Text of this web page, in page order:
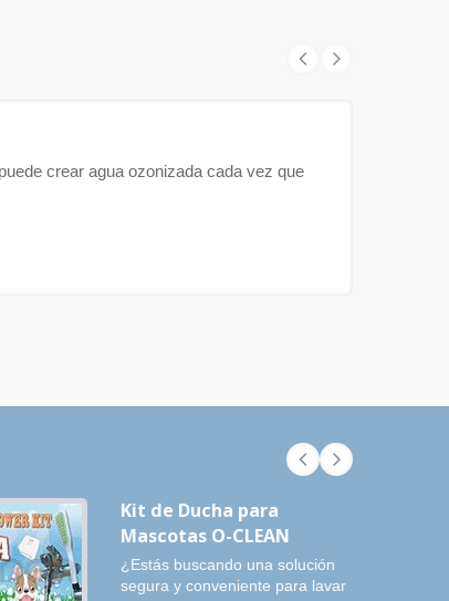
crear agua ozonizada cada vez que
Kit de Ducha para
Mascotas O-CLEAN
¿Estás buscando una solución
segura y conveniente para lavar